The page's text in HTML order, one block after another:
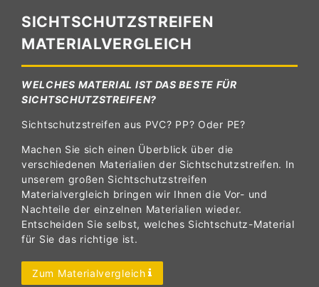
SICHTSCHUTZSTREIFEN
MATERIALVERGLEICH
WELCHES MATERIAL IST DAS BESTE FÜR
SICHTSCHUTZSTREIFEN?
Sichtschutzstreifen aus PVC? PP? Oder PE?
Machen Sie sich einen Überblick über die
verschiedenen Materialien der Sichtschutzstreifen. In
unserem großen Sichtschutzstreifen
Materialvergleich bringen wir Ihnen die Vor- und
Nachteile der einzelnen Materialien wieder.
Entscheiden Sie selbst, welches Sichtschutz-Material
für Sie das richtige ist.
Zum Materialvergleich